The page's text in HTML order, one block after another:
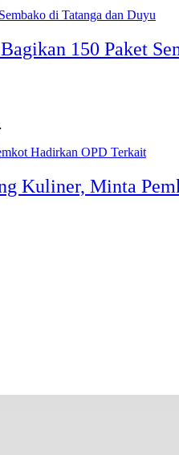
150 Paket
Kuliner, Minta